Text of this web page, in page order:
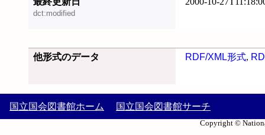
dct:modified
他形式のデータ RDF/XML形式,
国立国会図書館ホーム 国立国会図書館サーチ
Copyright ©